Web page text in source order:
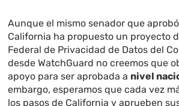
Aunque el mismo senador que aprobó
California ha propuesto un proyecto
Federal de Privacidad de Datos del
desde WatchGuard no creemos que
apoyo para ser aprobada a nivel
embargo, esperamos que cada vez
los pasos de California y aprueben